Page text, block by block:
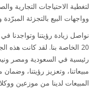
لتغطية الاحتياجات التجارية
وواجهات البيع بالتجزئة
20 الخاصة بنا. لقد كانت هذه
رئيسية في السعودية ومصر
مبيعاتنا، وتعزيز رؤيتنا،
المبيعات لدينا من موزعين